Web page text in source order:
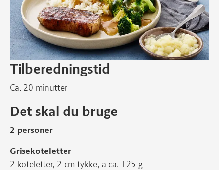
Tilberedningstid
Ca. 20 minutter
Det skal du bruge
2 personer
Grisekoteletter
2 koteletter, 2 cm tykke, a ca. 125 g